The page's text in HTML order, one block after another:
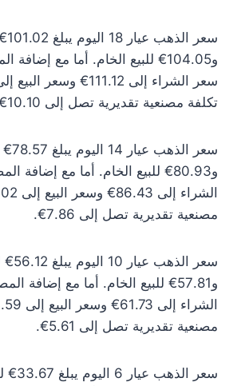
و104.05€ للبيع الخام. أما مع إضافة
تكلفة مصنعية تقديرية تصل إلى 10.10€.
سعر
و80.93€ للبيع الخام. أما مع إضافة
مصنعية تقديرية تصل إلى 7.86€.
سعر
و57.81€ للبيع الخام. أما مع إضافة
مصنعية تقديرية تصل إلى 5.61€.
سعر